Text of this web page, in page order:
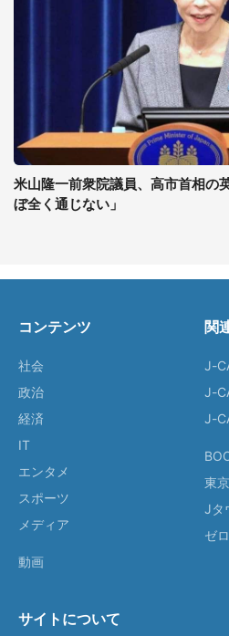
米山隆一前衆院議員、高市首相の
ぼ全く通じない」
コンテンツ
社会
政治
経済
IT
エンタメ
スポーツ
メディア
動画
関
J-
J-
J-
東
Jタ
ゼ
サイトについて